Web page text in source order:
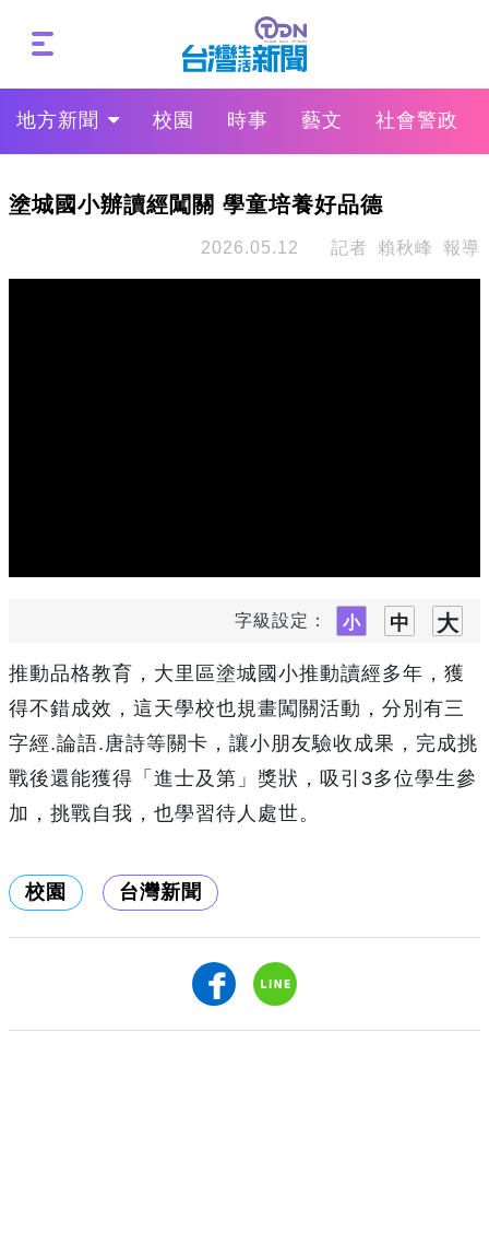
地方新聞 校園 時事 藝文 社會警政
塗城國小辦讀經闖關 學童培養好品德
2026.05.12 記者 賴秋峰 報導
字級設定：
推動品格教育，大里區塗城國小推動讀經多年，獲
得不錯成效，這天學校也規畫闖關活動，分別有三
字經.論語.唐詩等關卡，讓小朋友驗收成果，完成挑
戰後還能獲得「進士及第」獎狀，吸引3多位學生參
加，挑戰自我，也學習待人處世。
校園 台灣新聞